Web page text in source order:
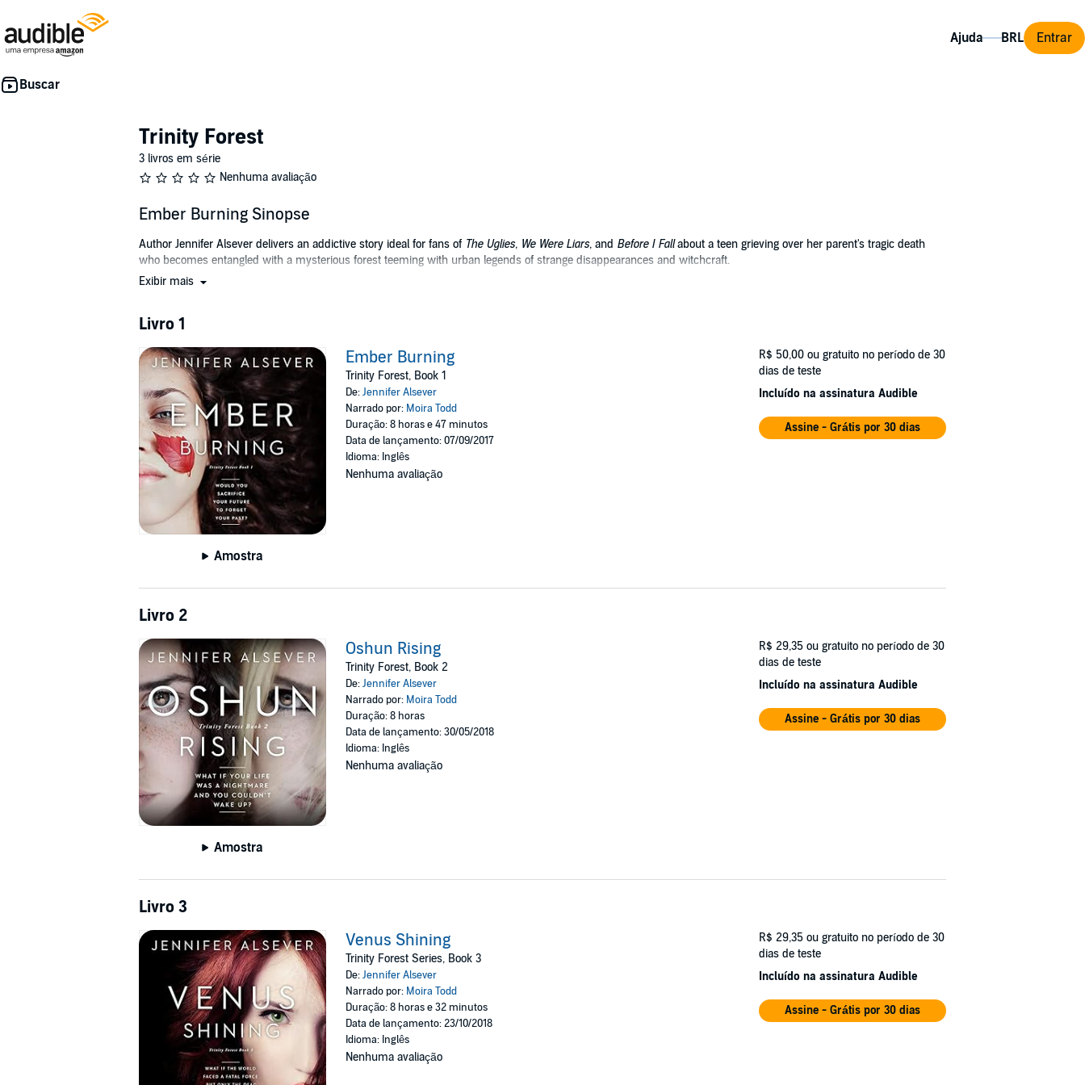
Ajuda Entrar
Trinity Forest
3 livros em série
Nenhuma avaliação
Ember Burning Sinopse
Author Jennifer Alsever delivers an addictive story ideal for fans of The Uglies, We Were Liars, and Before I Fallabout a teen grieving over her parent's tragic death
who becomes entangled with a mysterious forest teeming with urban legends of strange disappearances and witchcraft.
Ember Trouve used to be alive, driven to become a musician and on a path to college. That was before her parents died. One day, after venturing into the fabled
In this fresh and compelling novel, Jennifer Alsever creates a paranormal world of loss, mystery, love, and survival as Ember searches for escape - and a path back
to herself.Ember Burningis the first installment of the three-book Trinity Forest series.
©2017 Jennifer Alsever (P)2017 Jennifer Alsever
Exibir mais
Livro 1
Amostra
Ember Burning
Trinity Forest, Book 1
De:Jennifer Alsever
Narrado por: Moira Todd
Duração: 8 horas e 47 minutos
Data de lançamento: 07/09/2017
Idioma: Inglês
Nenhuma avaliação
R$ 50,00 ou gratuito no período de 30
dias de teste
Incluído na assinatura Audible
Assine - Grátis por 30 dias
Livro 2
Amostra
Oshun Rising
Trinity Forest, Book 2
De:Jennifer Alsever
Narrado por: Moira Todd
Duração: 8 horas
Data de lançamento: 30/05/2018
Idioma: Inglês
Nenhuma avaliação
R$ 29,35 ou gratuito no período de 30
dias de teste
Incluído na assinatura Audible
Assine - Grátis por 30 dias
Livro 3
Venus Shining
Trinity Forest Series, Book 3
De:Jennifer Alsever
Narrado por: Moira Todd
Duração: 8 horas e 32 minutos
Data de lançamento: 23/10/2018
Idioma: Inglês
Nenhuma avaliação
R$ 29,35 ou gratuito no período de 30
dias de teste
Incluído na assinatura Audible
Assine - Grátis por 30 dias